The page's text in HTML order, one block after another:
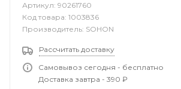
Артикул: 90261760
Код товара: 1003836
Производитель: SOHON
Рассчитать доставку
Самовывоз сегодня - бесплатно
Доставка завтра - 390 ₽